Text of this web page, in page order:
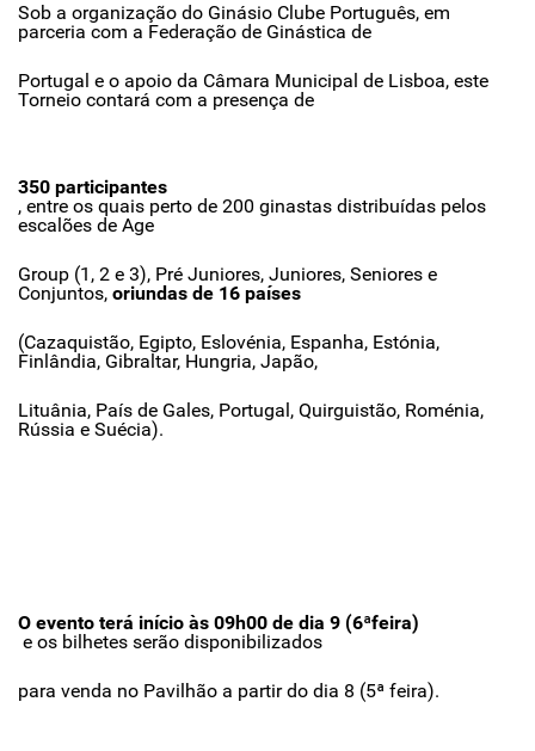
Sob a organização do Ginásio Clube Português, em
parceria com a Federação de Ginástica de
Portugal e o apoio da Câmara Municipal de Lisboa, este
Torneio contará com a presença de
350 participantes
, entre os quais perto de 200 ginastas distribuídas pelos
escalões de Age
Group (1, 2 e 3), Pré Juniores, Juniores, Seniores e
Conjuntos, oriundas de 16 países
(Cazaquistão, Egipto, Eslovénia, Espanha, Estónia,
Finlândia, Gibraltar, Hungria, Japão,
Lituânia, País de Gales, Portugal, Quirguistão, Roménia,
Rússia e Suécia).
O evento terá início às 09h00 de dia 9 (6ªfeira)
e os bilhetes serão disponibilizados
para venda no Pavilhão a partir do dia 8 (5ª feira).